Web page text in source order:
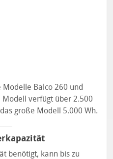
Balco 260 und
Modell verfügt über 2.500
große Modell 5.000 Wh.
benötigt, kann bis zu